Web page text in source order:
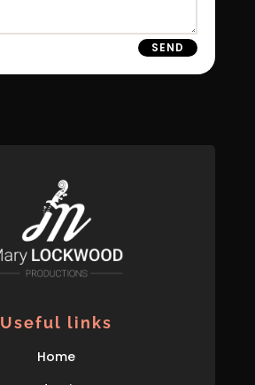
SEND
Useful links
Home